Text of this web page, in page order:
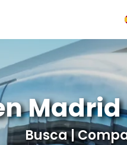
Busca |